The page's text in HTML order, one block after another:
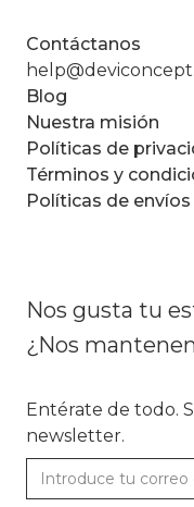
Contáctanos
Blog
Nuestra misión
Políticas de
Términos y
Políticas de
Nos gusta tu
¿Nos
Entérate de todo.
newsletter.